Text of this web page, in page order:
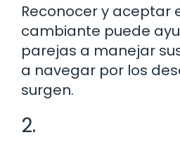
Reconocer y aceptar
cambiante puede
parejas a manejar
a navegar por los
surgen.
2.